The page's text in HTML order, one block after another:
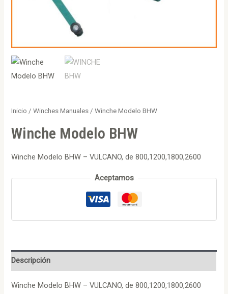
Inicio /Winches Manuales / Winche Modelo BHW
Winche Modelo BHW
Winche Modelo BHW – VULCANO, de 800,1200,1800,2600
Aceptamos
Descripción
Winche Modelo BHW – VULCANO, de 800,1200,1800,2600